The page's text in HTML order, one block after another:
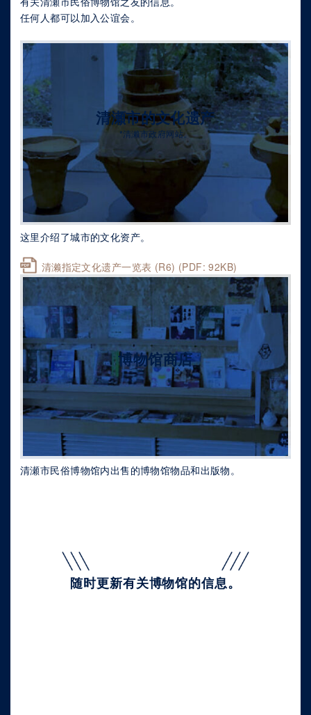
任何人都可以加入公谊会。
清瀬市的文化遗产
*清濑市政府网站。
这里介绍了城市的文化资产。
清濑指定文化遗产一览表 (R6) (PDF: 92KB)
博物馆商店
清瀬市民俗博物馆内出售的博物馆物品和出版物。
随时更新有关博物馆的信息。